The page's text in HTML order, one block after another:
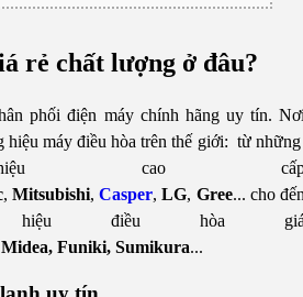
rẻ chất lượng ở đâu?
phối điện máy chính hãng uy tín.
hiệu máy điều hòa trên thế giới: từ
cao
, Mitsubishi, Casper,LG, Gree... cho
hiệu điều hòa
Midea, Funiki, Sumikura...